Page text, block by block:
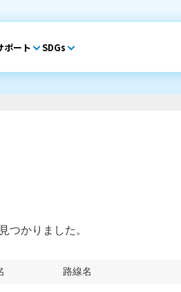
ポート SDGs
つかりました。
路線名